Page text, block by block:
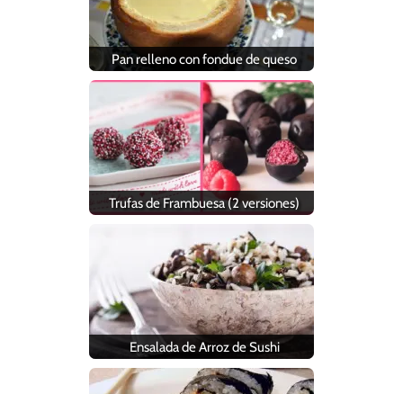
Pan relleno con fondue de queso
Trufas de Frambuesa (2 versiones)
Ensalada de Arroz de Sushi